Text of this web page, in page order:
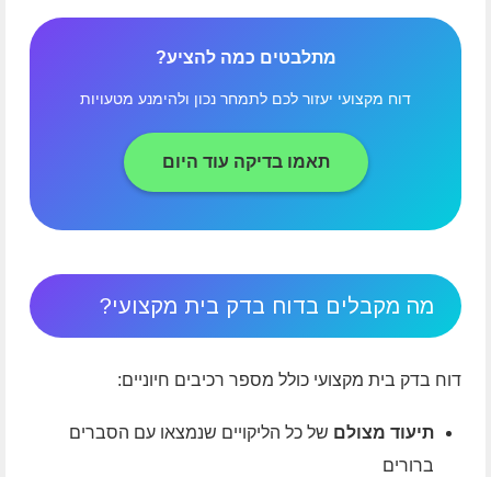
מתלבטים כמה להציע?
דוח מקצועי יעזור לכם לתמחר נכון ולהימנע מטעויות
תאמו בדיקה עוד היום
מה מקבלים בדוח בדק בית מקצועי?
דוח בדק בית מקצועי כולל מספר רכיבים חיוניים:
תיעוד מצולם של כל הליקויים שנמצאו עם הסברים
ברורים